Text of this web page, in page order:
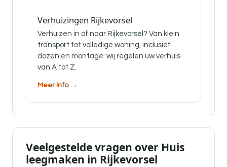
Verhuizingen Rijkevorsel
Verhuizen in of naar Rijkevorsel? Van klein
transport tot volledige woning, inclusief
dozen en montage: wij regelen uw verhuis
van A tot Z.
Meer info →
Veelgestelde vragen over Huis
leegmaken in Rijkevorsel